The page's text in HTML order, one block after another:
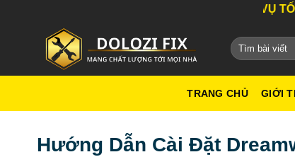
DỊCH VỤ TỐT NHẤT
TRANG CHỦ GIỚI
Hướng Dẫn Cài Đặt